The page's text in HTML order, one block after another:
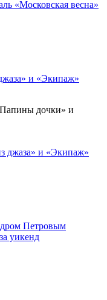
и «Экипаж»
дочки» и
Петровым
уикенд